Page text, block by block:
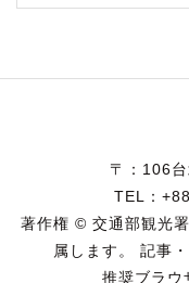
〒：106
TEL：
著作権 © 交通部観光
属します。 記事
推奨ブラウ